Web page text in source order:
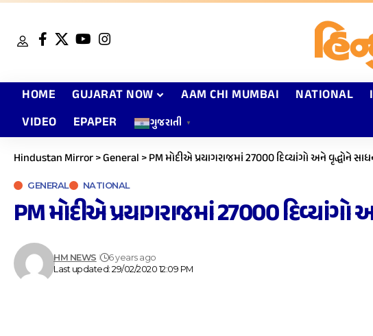
HOME GUJARAT NOW AAM CHI MUMBAI NATIONAL
VIDEO
EPAPER ગુજરાતી ▼
Hindustan Mirror>General >PM મોદીએ પ્રયાગરાજમાં 27000 દિવ્યાંગો અને વૃદ્ધોને
GENERAL NATIONAL
PM મોદીએ પ્રયાગરાજમાં 27000 દિવ્યાંગો
Last updated: 29/02/2020 12:09 PM
HM NEWS 6 years ago